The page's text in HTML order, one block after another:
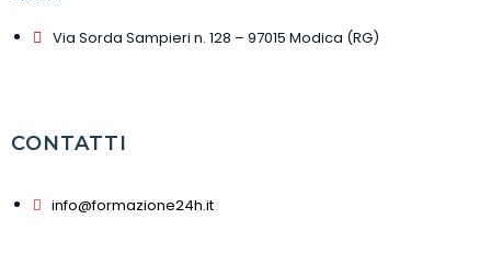
Via Sorda Sampieri n. 128 – 97015 Modica (RG)
CONTATTI
info@formazione24h.it